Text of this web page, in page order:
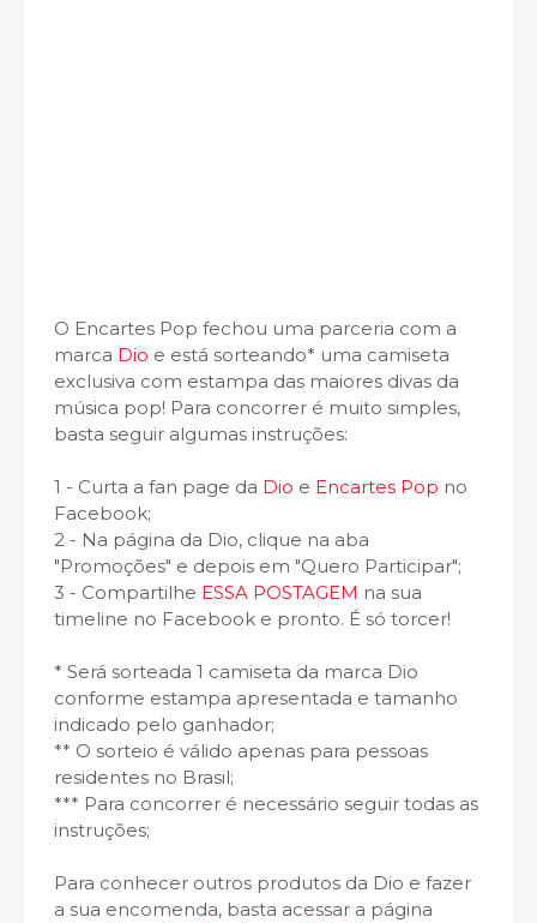
O Encartes Pop fechou uma parceria com a
marca Dio e está sorteando* uma camiseta
exclusiva com estampa das maiores divas da
música pop! Para concorrer é muito simples,
basta seguir algumas instruções:
1 - Curta a fan page da Dio e Encartes Pop no
Facebook;
2 - Na página da Dio, clique na aba
"Promoções" e depois em "Quero Participar";
3 - Compartilhe ESSA POSTAGEM na sua
timeline no Facebook e pronto. É só torcer!
* Será sorteada 1 camiseta da marca Dio
conforme estampa apresentada e tamanho
indicado pelo ganhador;
** O sorteio é válido apenas para pessoas
residentes no Brasil;
*** Para concorrer é necessário seguir todas as
instruções;
Para conhecer outros produtos da Dio e fazer
a sua encomenda, basta acessar a página